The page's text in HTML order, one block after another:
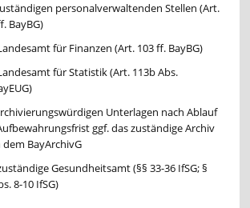
personalverwaltenden Stellen (Art.
BayBG)
für Finanzen (Art. 103 ff. BayBG)
für Statistik (Art. 113b Abs.
Unterlagen nach Ablauf
ggf. das zuständige Archiv
dem BayArchivG
Gesundheitsamt (§§ 33-36 IfSG; §
8-10 IfSG)